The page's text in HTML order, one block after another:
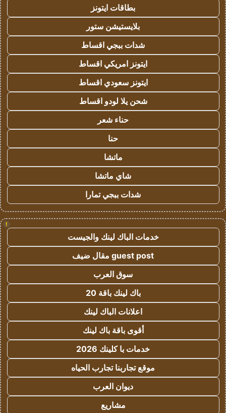
بطاقات ايتونز
بلايستيشن ستور
شدات ببجي اقساط
ايتونز امريكي اقساط
ايتونز سعودي اقساط
شحن يلا لودو اقساط
حناء شعر
حنا
ماتشا
شاي ماتشا
شدات ببجي تمارا
!
خدمات الباك لينك والجيست
guest post مقال ضيف
سوق العرب
باك لينك باقة 20
اعلانات الباك لينك
أقوى باقة باك لينك
خدمات با كلينك 2026
موقع تجاربنا تجارب الحياه
ديوان العرب
مشاريع